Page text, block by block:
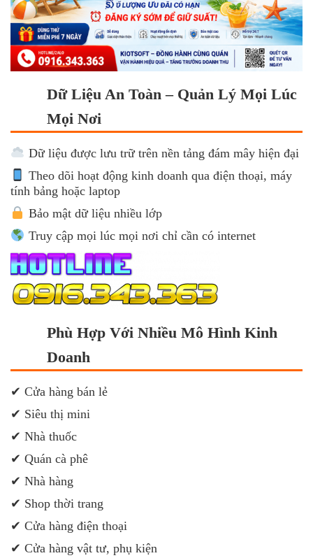
Dữ Liệu An Toàn – Quản Lý Mọi Lúc
Mọi Nơi
Dữ liệu được lưu trữ trên nền tảng đám mây hiện đại
Theo dõi hoạt động kinh doanh qua điện thoại, máy
tính bảng hoặc laptop
Bảo mật dữ liệu nhiều lớp
Truy cập mọi lúc mọi nơi chỉ cần có internet
Phù Hợp Với Nhiều Mô Hình Kinh
Doanh
✔ Cửa hàng bán lẻ
✔ Siêu thị mini
✔ Nhà thuốc
✔ Quán cà phê
✔ Nhà hàng
✔ Shop thời trang
✔ Cửa hàng điện thoại
✔ Cửa hàng vật tư, phụ kiện